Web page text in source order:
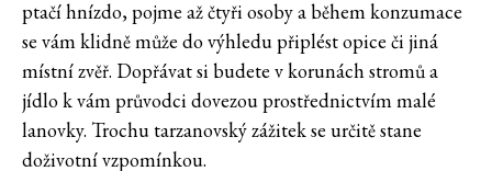
ptačí hnízdo, pojme až čtyři osoby a během konzumace
se vám klidně může do výhledu připlést opice či jiná
místní zvěř. Dopřávat si budete v korunách stromů a
jídlo k vám průvodci dovezou prostřednictvím malé
lanovky. Trochu tarzanovský zážitek se určitě stane
doživotní vzpomínkou.